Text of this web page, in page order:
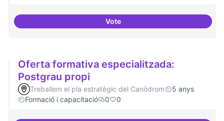
VoteCursos de podcast i twitch
Oferta formativa especialitzada:
Postgrau propi
Treballem el pla estratègic del Canòdrom
5 anys
Formació i capacitació
0 0